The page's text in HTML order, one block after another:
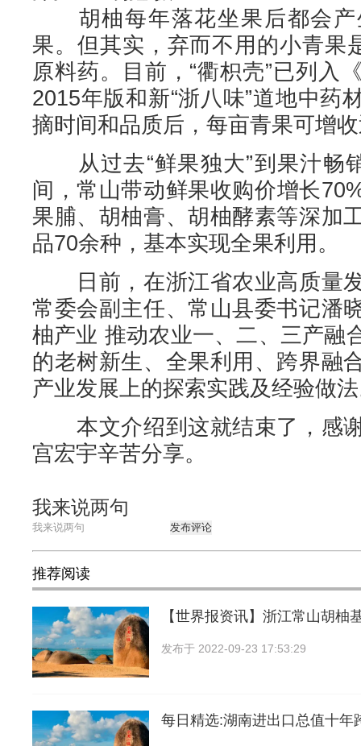
胡柚每年落花坐果后都会产
果。但其实，弃而不用的小青果
原料药。目前，“衢枳壳”已列入
2015年版和新“浙八味”道地中药
摘时间和品质后，每亩青果可增
从过去“鲜果独大”到果汁畅
间，常山带动鲜果收购价增长
果脯、胡柚膏、胡柚酵素等深加
品70余种，基本实现全果利用。
日前，在浙江省农业高质量
常委会副主任、常山县委书记潘
柚产业 推动农业一、二、三产融
的老树新生、全果利用、跨界融
产业发展上的探索实践及经验做
本文介绍到这就结束了，感
宫宏宇辛苦分享。
我来说两句
发布评论
推荐阅读
【世界报资讯】浙江常山胡柚
发布于 2022-09-23 17:53:29
每日精选:湖南进出口总值十年